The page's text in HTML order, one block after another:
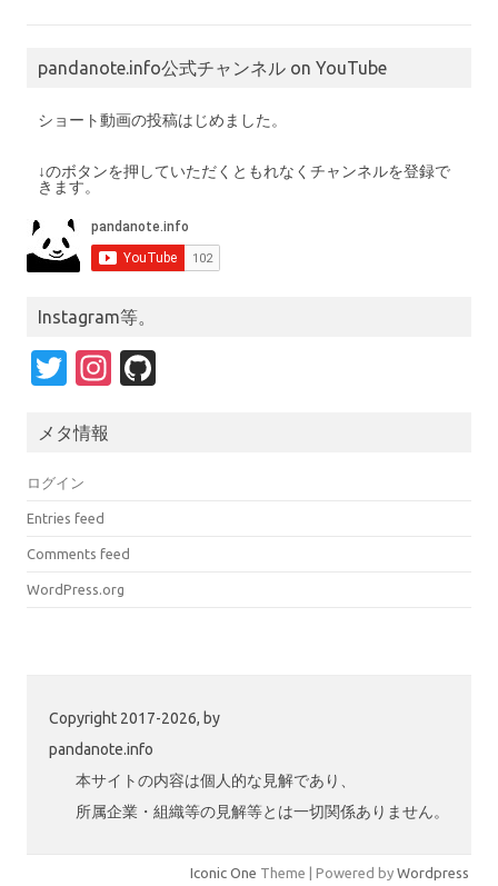
pandanote.info公式チャンネル on YouTube
ショート動画の投稿はじめました。
↓のボタンを押していただくともれなくチャンネルを登録で
きます。
Instagram等。
T
it
te
r
In
m
メタ情報
ログイン
Entries feed
Comments feed
WordPress.org
Copyright 2017-2026, by
pandanote.info
本サイトの内容は個人的な見解であり、
所属企業・組織等の見解等とは一切関係ありません。
Iconic One Theme | Powered by Wordpress